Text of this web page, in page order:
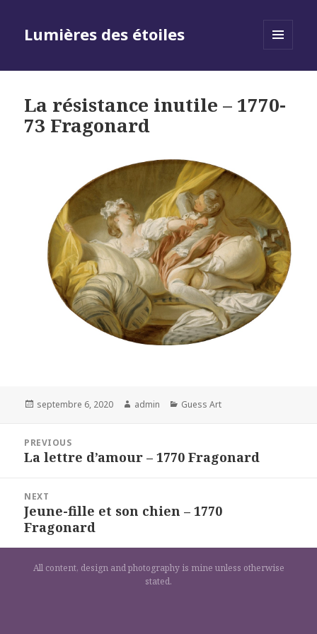
Lumières des étoiles
La résistance inutile – 1770-
73 Fragonard
Posted
septembre 6, 2020 Author
admin Categories
Guess Art
l’article
PREVIOUS
Previous
La lettre d’amour – 1770 Fragonard
NEXT
Next
post:
Jeune-fille et son chien – 1770
Fragonard
All content, design and photography is mine unless otherwise
stated.